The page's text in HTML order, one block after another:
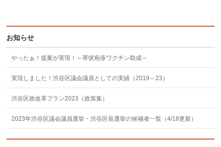
お知らせ
やったぁ！提案が実現！～帯状疱疹ワクチン助成～
実現しました！渋谷区議会議員としての実績（2019～23）
渋谷区政改革プラン2023（政策集）
2023年渋谷区議会議員選挙・渋谷区長選挙の候補者一覧（4/18更新）